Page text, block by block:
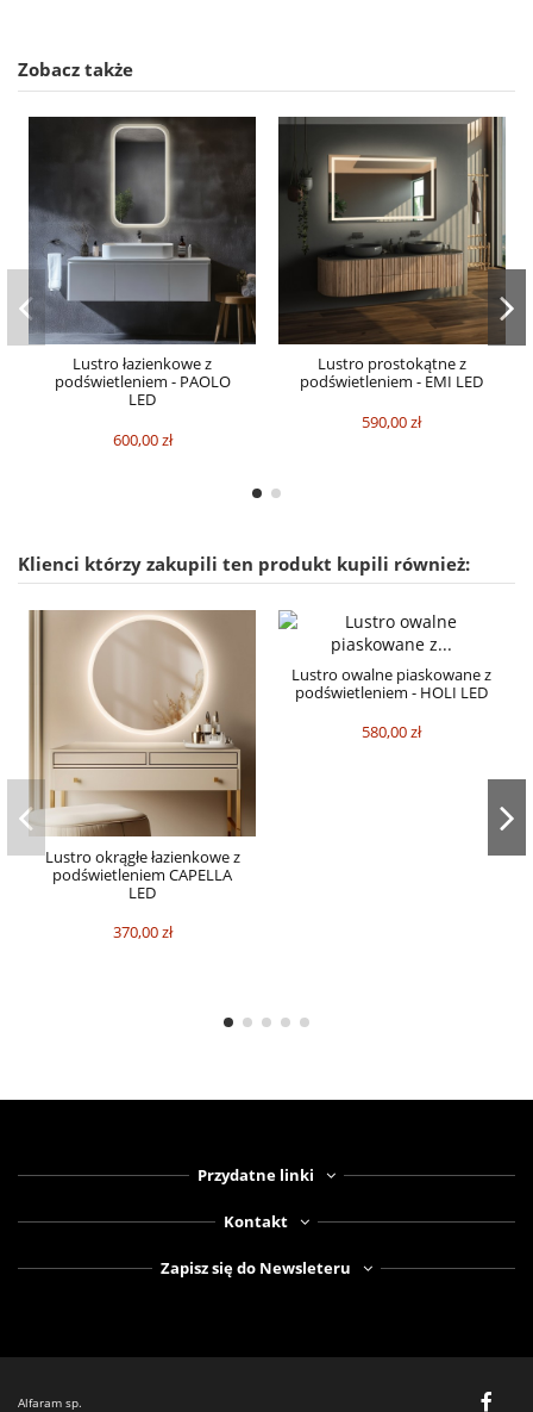
Zobacz także
Lustro łazienkowe z
podświetleniem - PAOLO
LED
600,00 zł
Lustro prostokątne z
podświetleniem - EMI LED
590,00 zł
Klienci którzy zakupili ten produkt kupili również:
Lustro okrągłe łazienkowe z
podświetleniem CAPELLA
LED
370,00 zł
Lustro owalne piaskowane z
podświetleniem - HOLI LED
580,00 zł
Przydatne linki
Kontakt
Zapisz się do Newsleteru
Alfaram sp.